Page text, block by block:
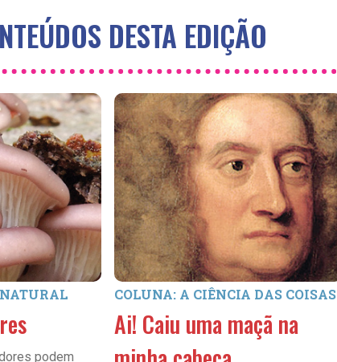
DESTA EDIÇÃO
podem
COLUNA: A CIÊNCIA DAS COISAS
Ai! Caiu uma maçã na